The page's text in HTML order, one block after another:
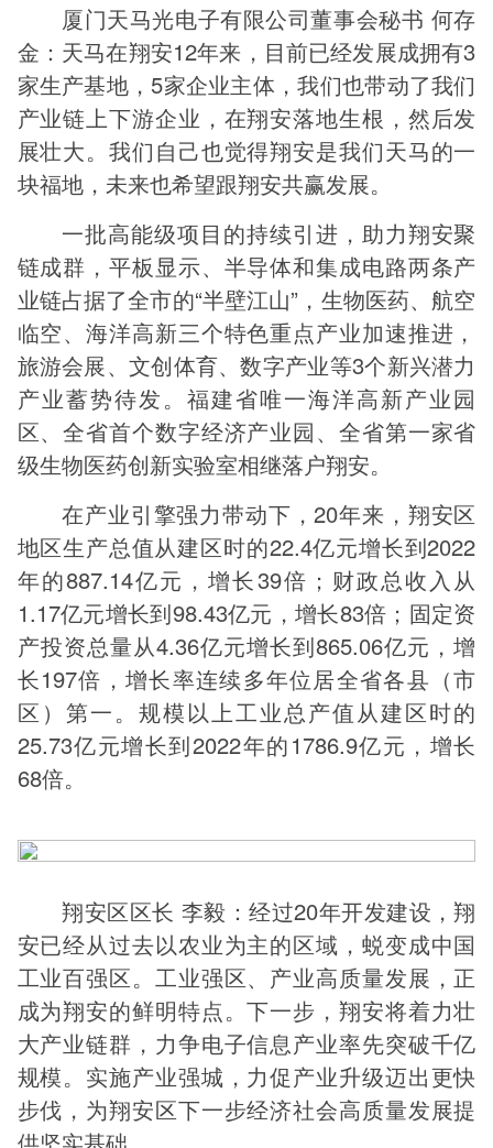
厦门天马光电子有限公司董事会秘书 何存
金：天马在翔安12年来，目前已经发展成拥有3
家生产基地，5家企业主体，我们也带动了我们
产业链上下游企业，在翔安落地生根，然后发
展壮大。我们自己也觉得翔安是我们天马的一
块福地，未来也希望跟翔安共赢发展。
一批高能级项目的持续引进，助力翔安聚
链成群，平板显示、半导体和集成电路两条产
业链占据了全市的“半壁江山”，生物医药、航空
临空、海洋高新三个特色重点产业加速推进，
旅游会展、文创体育、数字产业等3个新兴潜力
产业蓄势待发。福建省唯一海洋高新产业园
区、全省首个数字经济产业园、全省第一家省
级生物医药创新实验室相继落户翔安。
在产业引擎强力带动下，20年来，翔安区
地区生产总值从建区时的22.4亿元增长到2022
年的887.14亿元，增长39倍；财政总收入从
1.17亿元增长到98.43亿元，增长83倍；固定资
产投资总量从4.36亿元增长到865.06亿元，增
长197倍，增长率连续多年位居全省各县（市
区）第一。规模以上工业总产值从建区时的
25.73亿元增长到2022年的1786.9亿元，增长
68倍。
翔安区区长 李毅：经过20年开发建设，翔
安已经从过去以农业为主的区域，蜕变成中国
工业百强区。工业强区、产业高质量发展，正
成为翔安的鲜明特点。下一步，翔安将着力壮
大产业链群，力争电子信息产业率先突破千亿
规模。实施产业强城，力促产业升级迈出更快
步伐，为翔安区下一步经济社会高质量发展提